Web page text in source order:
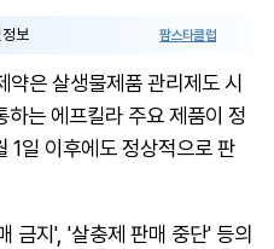
보 팜스타클럽
은 살생물제품 관리제도 시
는 에프킬라 주요 제품이 정
1일 이후에도 정상적으로 판
금지', '살충제 판매 중단' 등의